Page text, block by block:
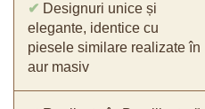
✔ Designuri unice și
elegante, identice cu
piesele similare realizate în
aur masiv